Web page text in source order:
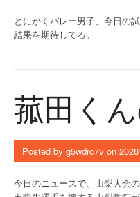
とにかくバレー男子、今日の
結果を期待してる。
菰田く
Posted by g5wdrc7v on
今日のニュースで、山梨大会